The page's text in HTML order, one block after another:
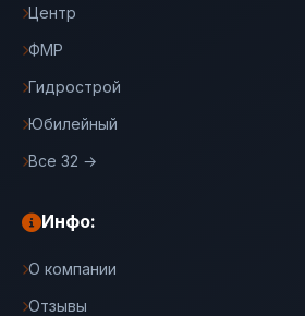
Центр
ФМР
Гидрострой
Юбилейный
Все 32 →
Инфо:
О компании
Отзывы